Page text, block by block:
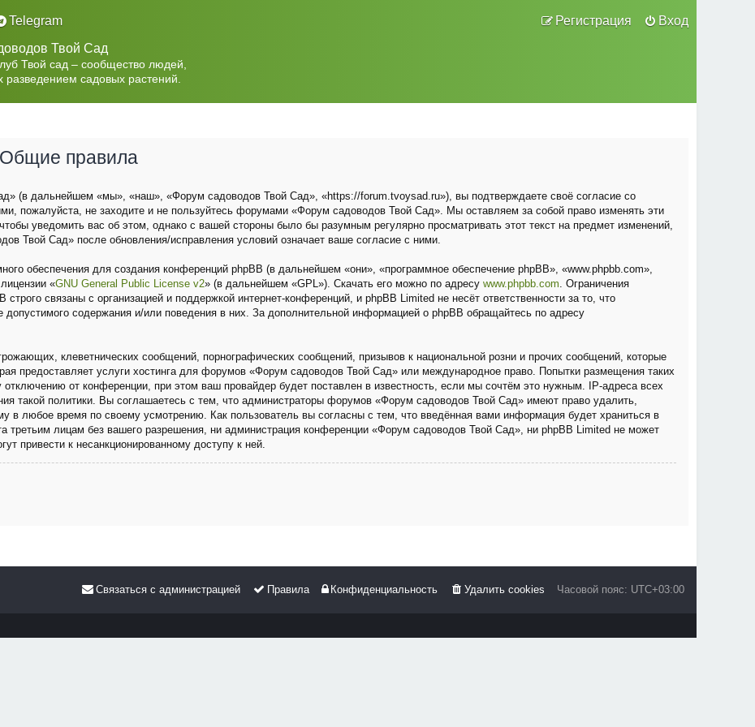
Вход
Регистрация
Telegram
Твой Сад
Твой сад – сообщество людей,
разведением садовых растений.
правила
(в дальнейшем «мы», «наш», «Форум садоводов Твой Сад», «https://forum.tvoysad.ru»), вы подтверждаете своё согласие со
пожалуйста, не заходите и не пользуйтесь форумами «Форум садоводов Твой Сад». Мы оставляем за собой право изменять эти
уведомить вас об этом, однако с вашей стороны было бы разумным регулярно просматривать этот текст на предмет изменений,
Твой Сад» после обновления/исправления условий означает ваше согласие с ними.
обеспечения для создания конференций phpBB (в дальнейшем «они», «программное обеспечение phpBB», «www.phpbb.com»,
«GNU General Public License v2» (в дальнейшем «GPL»). Скачать его можно по адресу www.phpbb.com. Ограничения
связаны с организацией и поддержкой интернет-конференций, и phpBB Limited не несёт ответственности за то, что
допустимого содержания и/или поведения в них. За дополнительной информацией о phpBB обращайтесь по адресу
клеветнических сообщений, порнографических сообщений, призывов к национальной розни и прочих сообщений, которые
предоставляет услуги хостинга для форумов «Форум садоводов Твой Сад» или международное право. Попытки размещения таких
от конференции, при этом ваш провайдер будет поставлен в известность, если мы сочтём это нужным. IP-адреса всех
такой политики. Вы соглашаетесь с тем, что администраторы форумов «Форум садоводов Твой Сад» имеют право удалить,
в любое время по своему усмотрению. Как пользователь вы согласны с тем, что введённая вами информация будет храниться в
третьим лицам без вашего разрешения, ни администрация конференции «Форум садоводов Твой Сад», ни phpBB Limited не может
привести к несанкционированному доступу к ней.
Часовой пояс: UTC+03:00
Удалить cookies
Конфиденциальность
Правила
Связаться с администрацией